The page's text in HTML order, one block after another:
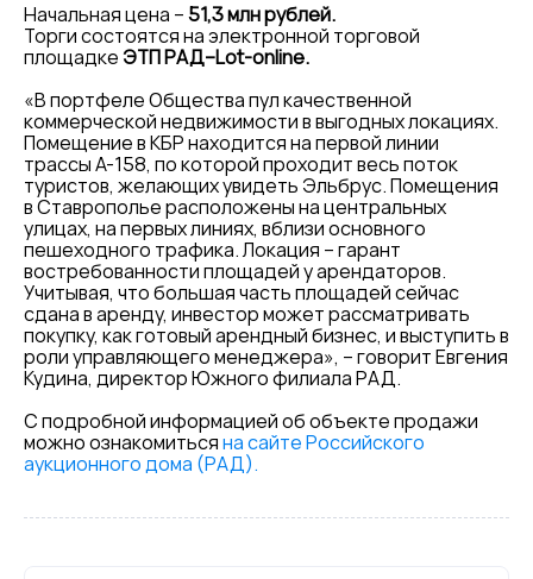
Начальная цена –51,3 млн рублей.
Торги состоятся на электронной торговой
площадкеЭТП РАД–Lot-online.
«В портфеле Общества пул качественной
коммерческой недвижимости в выгодных локациях.
Помещение в КБР находится на первой линии
трассы А-158, по которой проходит весь поток
туристов, желающих увидеть Эльбрус. Помещения
в Ставрополье расположены на центральных
улицах, на первых линиях, вблизи основного
пешеходного трафика. Локация – гарант
востребованности площадей у арендаторов.
Учитывая, что большая часть площадей сейчас
сдана в аренду, инвестор может рассматривать
покупку, как готовый арендный бизнес, и выступить в
роли управляющего менеджера», – говорит Евгения
Кудина, директор Южного филиала РАД.
С подробной информацией об объекте продажи
можно ознакомитьсяна сайте Российского
аукционного дома (РАД).